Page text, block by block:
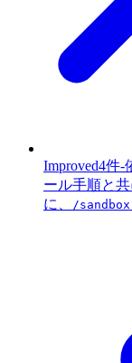
Improved4件-
ール手順と
に、
/sandbox